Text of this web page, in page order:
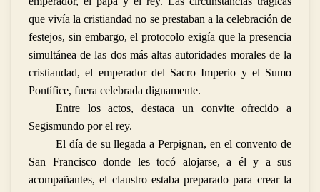
que vivía la cristiandad no se prestaban a la celebración de
festejos, sin embargo, el protocolo exigía que la presencia
simultánea de las dos más altas autoridades morales de la
cristiandad, el emperador del Sacro Imperio y el Sumo
Pontífice, fuera celebrada dignamente.
Entre los actos, destaca un convite ofrecido a
Segismundo por el rey.
El día de su llegada a Perpignan, en el convento de
San Francisco donde les tocó alojarse, a él y a sus
acompañantes, el claustro estaba preparado para crear la